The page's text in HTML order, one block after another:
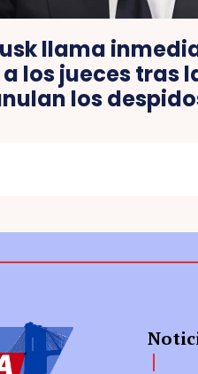
llama
los jueces tras
los